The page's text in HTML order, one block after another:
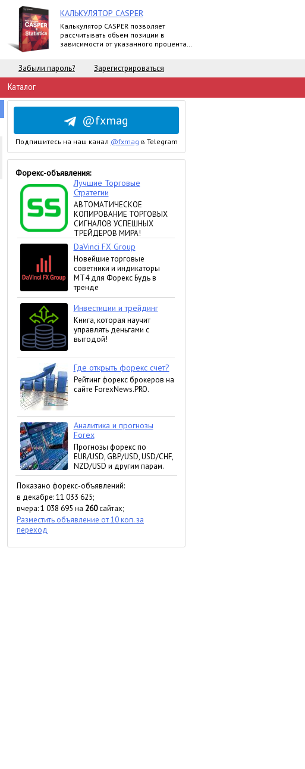
КАЛЬКУЛЯТОР CASPER
Калькулятор CASPER позволяет
рассчитывать объем позиции в
зависимости от указанного процента
Забыли пароль? Зарегистрироваться
Каталог
@fxmag
Подпишитесь на наш канал @fxmag в Telegram
Форекс-объявления:
Показано форекс-объявлений:
в декабре: 11 033 625;
вчера: 1 038 695 на 260сайтах;
Разместить объявление от 10 коп. за
переход